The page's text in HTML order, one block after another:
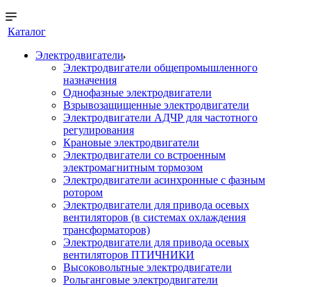
Каталог
Электродвигатели
Электродвигатели общепромышленного
назначения
Однофазные электродвигатели
Взрывозащищенные электродвигатели
Электродвигатели АДЧР для частотного
регулирования
Крановые электродвигатели
Электродвигатели со встроенным
электромагнитным тормозом
Электродвигатели асинхронные с фазным
ротором
Электродвигатели для привода осевых
вентиляторов (в системах охлаждения
трансформаторов)
Электродвигатели для привода осевых
вентиляторов ПТИЧНИКИ
Высоковольтные электродвигатели
Рольганговые электродвигатели